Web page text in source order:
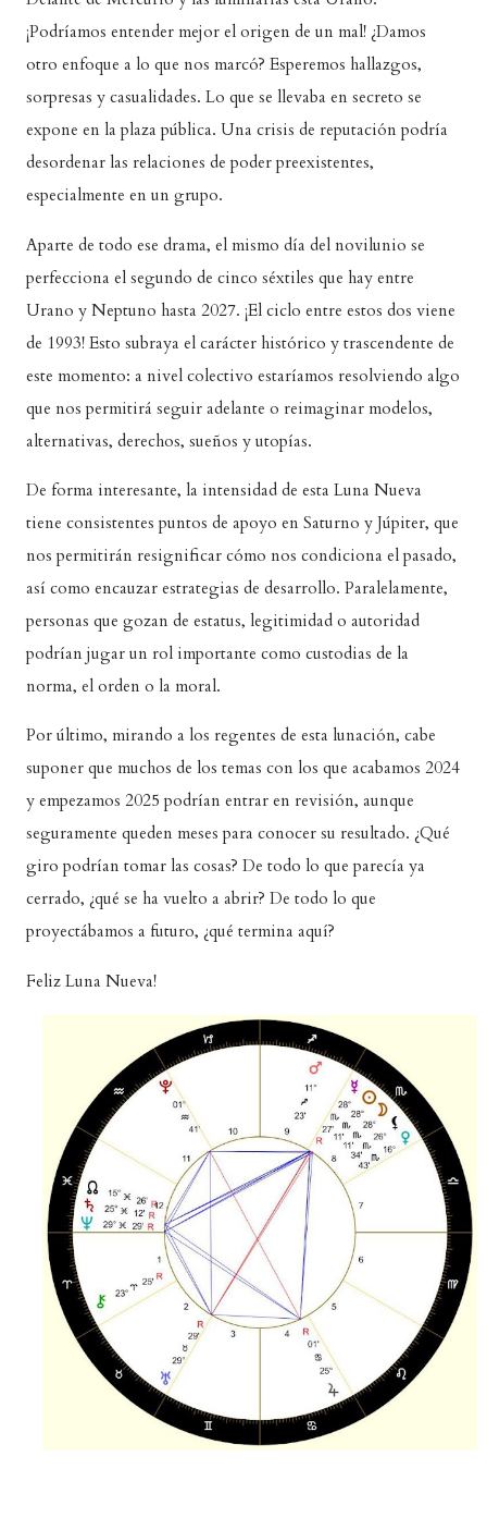
¡Podríamos entender mejor el origen de un mal! ¿Damos
otro enfoque a lo que nos marcó? Esperemos hallazgos,
sorpresas y casualidades. Lo que se llevaba en secreto se
expone en la plaza pública. Una crisis de reputación podría
desordenar las relaciones de poder preexistentes,
especialmente en un grupo.
Aparte de todo ese drama, el mismo día del novilunio se
perfecciona el segundo de cinco séxtiles que hay entre
Urano y Neptuno hasta 2027. ¡El ciclo entre estos dos viene
de 1993! Esto subraya el carácter histórico y trascendente de
este momento: a nivel colectivo estaríamos resolviendo algo
que nos permitirá seguir adelante o reimaginar modelos,
alternativas, derechos, sueños y utopías.
De forma interesante, la intensidad de esta Luna Nueva
tiene consistentes puntos de apoyo en Saturno y Júpiter, que
nos permitirán resignificar cómo nos condiciona el pasado,
así como encauzar estrategias de desarrollo. Paralelamente,
personas que gozan de estatus, legitimidad o autoridad
podrían jugar un rol importante como custodias de la
norma, el orden o la moral.
Por último, mirando a los regentes de esta lunación, cabe
suponer que muchos de los temas con los que acabamos 2024
y empezamos 2025 podrían entrar en revisión, aunque
seguramente queden meses para conocer su resultado. ¿Qué
giro podrían tomar las cosas? De todo lo que parecía ya
cerrado, ¿qué se ha vuelto a abrir? De todo lo que
proyectábamos a futuro, ¿qué termina aquí?
Feliz Luna Nueva!